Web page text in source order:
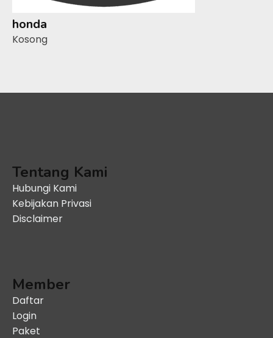
honda
Kosong
Tentang Kami
Hubungi Kami
Kebijakan Privasi
Disclaimer
Member
Daftar
Login
Paket